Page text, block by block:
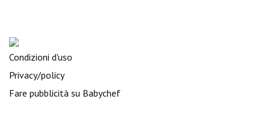
Condizioni d'uso
Privacy/policy
Fare pubblicità su Babychef